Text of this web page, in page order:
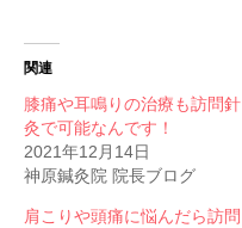
関連
膝痛や耳鳴りの治療も訪問針
灸で可能なんです！
2021年12月14日
神原鍼灸院 院長ブログ
肩こりや頭痛に悩んだら訪問